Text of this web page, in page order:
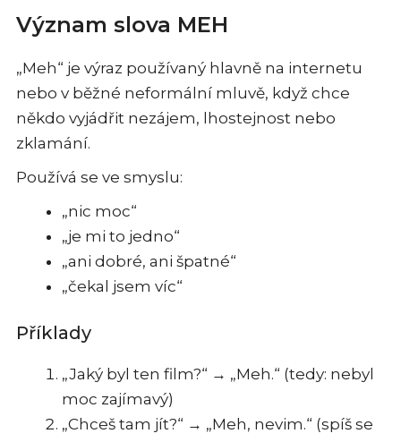
Význam slova MEH
„Meh“ je výraz používaný hlavně na internetu
nebo v běžné neformální mluvě, když chce
někdo vyjádřit nezájem, lhostejnost nebo
zklamání.
Používá se ve smyslu:
„nic moc“
„je mi to jedno“
„ani dobré, ani špatné“
„čekal jsem víc“
Příklady
„Jaký byl ten film?“ → „Meh.“ (tedy: nebyl
moc zajímavý)
„Chceš tam jít?“ → „Meh, nevim.“ (spíš se